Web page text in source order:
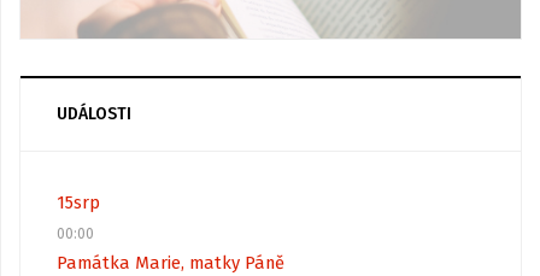
UDÁLOSTI
15srp
00:00
Památka Marie, matky Páně